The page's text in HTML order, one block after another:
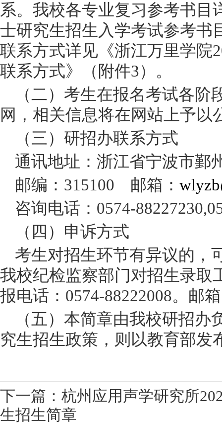
系。我校各专业复习参考书目
士研究生招生入学考试参考书
联系方式详见《浙江万里学院
联系方式》（附件3）。
（二）考生在报名考试各
网，相关信息将在网站上予以
（三）研招办联系方式
通讯地址：浙江省宁波市鄞
邮编： 315100 邮箱：
咨询电话： 0574-
（四）申诉方式
考生对招生环节有异议的，
我校纪检监察部门对招生录取
报电话： 0574-88222008。邮
（五） 本简章由我校研招办
究生招生政策，则以教育部发
下一篇：杭州应用声学研究所
生招生简章